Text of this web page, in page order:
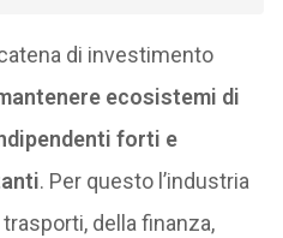
di investimento
ecosistemi di
forti e
. Per questo l’industria
trasporti, della finanza,